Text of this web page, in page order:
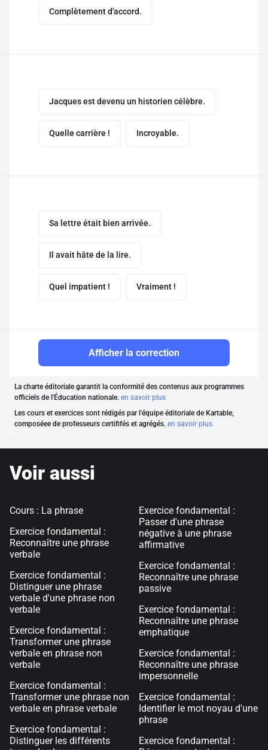
Complètement d'accord.
Jacques est devenu un historien célèbre.
Quelle carrière ! Incroyable.
Sa lettre était bien arrivée.
Il avait hâte de la lire.
Quel impatient ! Vraiment !
Afficher la correction
La charte éditoriale garantit la conformité des contenus aux programmes
officiels de l'Éducation nationale. en savoir plus
Les cours et exercices sont rédigés par l'équipe éditoriale de Kartable,
composéee de professeurs certififés et agrégés. en savoir plus
Voir aussi
Cours : La phrase
Exercice fondamental :
Reconnaître une phrase
verbale
Exercice fondamental :
Distinguer une phrase
verbale d'une phrase non
verbale
Exercice fondamental :
Transformer une phrase
verbale en phrase non
verbale
Exercice fondamental :
Transformer une phrase non
verbale en phrase verbale
Exercice fondamental :
Distinguer les différents
Exercice fondamental :
Passer d'une phrase
négative à une phrase
affirmative
Exercice fondamental :
Reconnaître une phrase
passive
Exercice fondamental :
Reconnaître une phrase
emphatique
Exercice fondamental :
Reconnaître une phrase
impersonnelle
Exercice fondamental :
Identifier le mot noyau d'une
phrase
Exercice fondamental :